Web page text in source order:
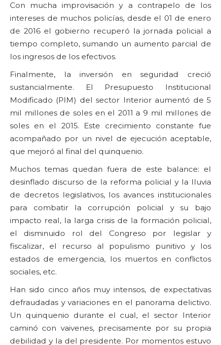
Con mucha improvisación y a contrapelo de los
intereses de muchos policías, desde el 01 de enero
de 2016 el gobierno recuperó la jornada policial a
tiempo completo, sumando un aumento parcial de
los ingresos de los efectivos.
Finalmente, la inversión en seguridad creció
sustancialmente. El Presupuesto Institucional
Modificado (PIM) del sector Interior aumentó de 5
mil millones de soles en el 2011 a 9 mil millones de
soles en el 2015. Este crecimiento constante fue
acompañado por un nivel de ejecución aceptable,
que mejoró al final del quinquenio.
Muchos temas quedan fuera de este balance: el
desinflado discurso de la reforma policial y la lluvia
de decretos legislativos, los avances institucionales
para combatir la corrupción policial y su bajo
impacto real, la larga crisis de la formación policial,
el disminuido rol del Congreso por legislar y
fiscalizar, el recurso al populismo punitivo y los
estados de emergencia, los muertos en conflictos
sociales, etc.
Han sido cinco años muy intensos, de expectativas
defraudadas y variaciones en el panorama delictivo.
Un quinquenio durante el cual, el sector Interior
caminó con vaivenes, precisamente por su propia
debilidad y la del presidente. Por momentos estuvo